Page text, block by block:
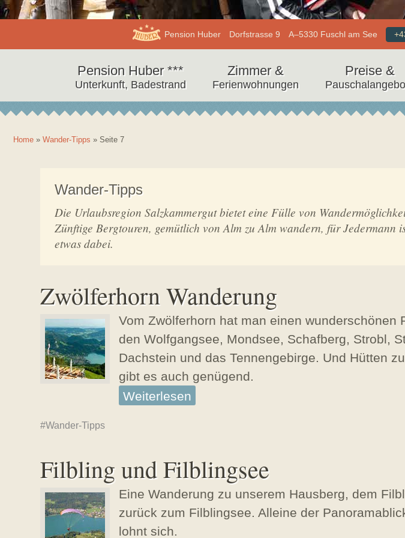
Pension
Anschrift,
Pension Huber Dorfstrasse 9 A–5330 Fuschl am See
am
See
Salzkammergut
Navigation
Pension
Huber
Pension Huber ***
Unterkunft, Badestrand
Zimmer &
Ferienwohnungen
Preise &
Home » Wander-Tipps » Seite 7
Wander-Tipps
Die Urlaubsregion Salzkammergut bietet eine Fülle von
Zünftige Bergtouren, gemütlich von Alm zu Alm wandern, für Jedermann
etwas dabei.
Zwölferhorn Wanderung
E
s
l
n
s
d
Vom Zwölferhorn hat man einen wunderschönen
den Wolfgangsee, Mondsee, Schafberg, Strobl,
Dachstein und das Tennengebirge. Und Hütten
gibt es auch genügend.
Weiterlesen
Wander-Tipps
Filbling und Filblingsee
E
Eine Wanderung zu unserem Hausberg, dem
zurück zum Filblingsee. Alleine der
lohnt sich.